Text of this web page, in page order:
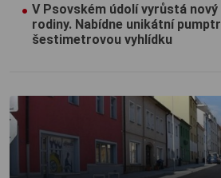
V Psovském údolí vyrůstá
rodiny. Nabídne unikátní
šestimetrovou vyhlídku